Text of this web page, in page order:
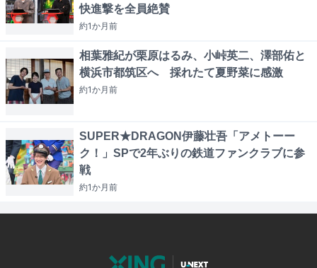
快進撃を全員絶賛
約1か月前
相葉雅紀が栗原はるみ、小峠英二、澤部佑と
横浜市都筑区へ 採れたて夏野菜に感激
約1か月前
SUPER★DRAGON伊藤壮吾「アメトーー
ク！」SPで2年ぶりの鉄道ファンクラブに参
戦
約1か月前